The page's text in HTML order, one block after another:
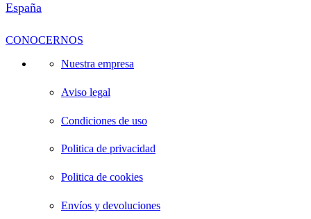
España
CONOCERNOS
Nuestra empresa
Aviso legal
Condiciones de uso
Politica de privacidad
Politica de cookies
Envíos y devoluciones